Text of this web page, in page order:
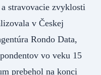
stravovacie zvyklosti
v Českej
Rondo Data,
vo veku 15
prebehol na konci